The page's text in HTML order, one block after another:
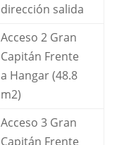
dirección salida
Acceso 2 Gran
Capitán Frente
a Hangar (48.8
m2)
Acceso 3 Gran
Capitán Frente